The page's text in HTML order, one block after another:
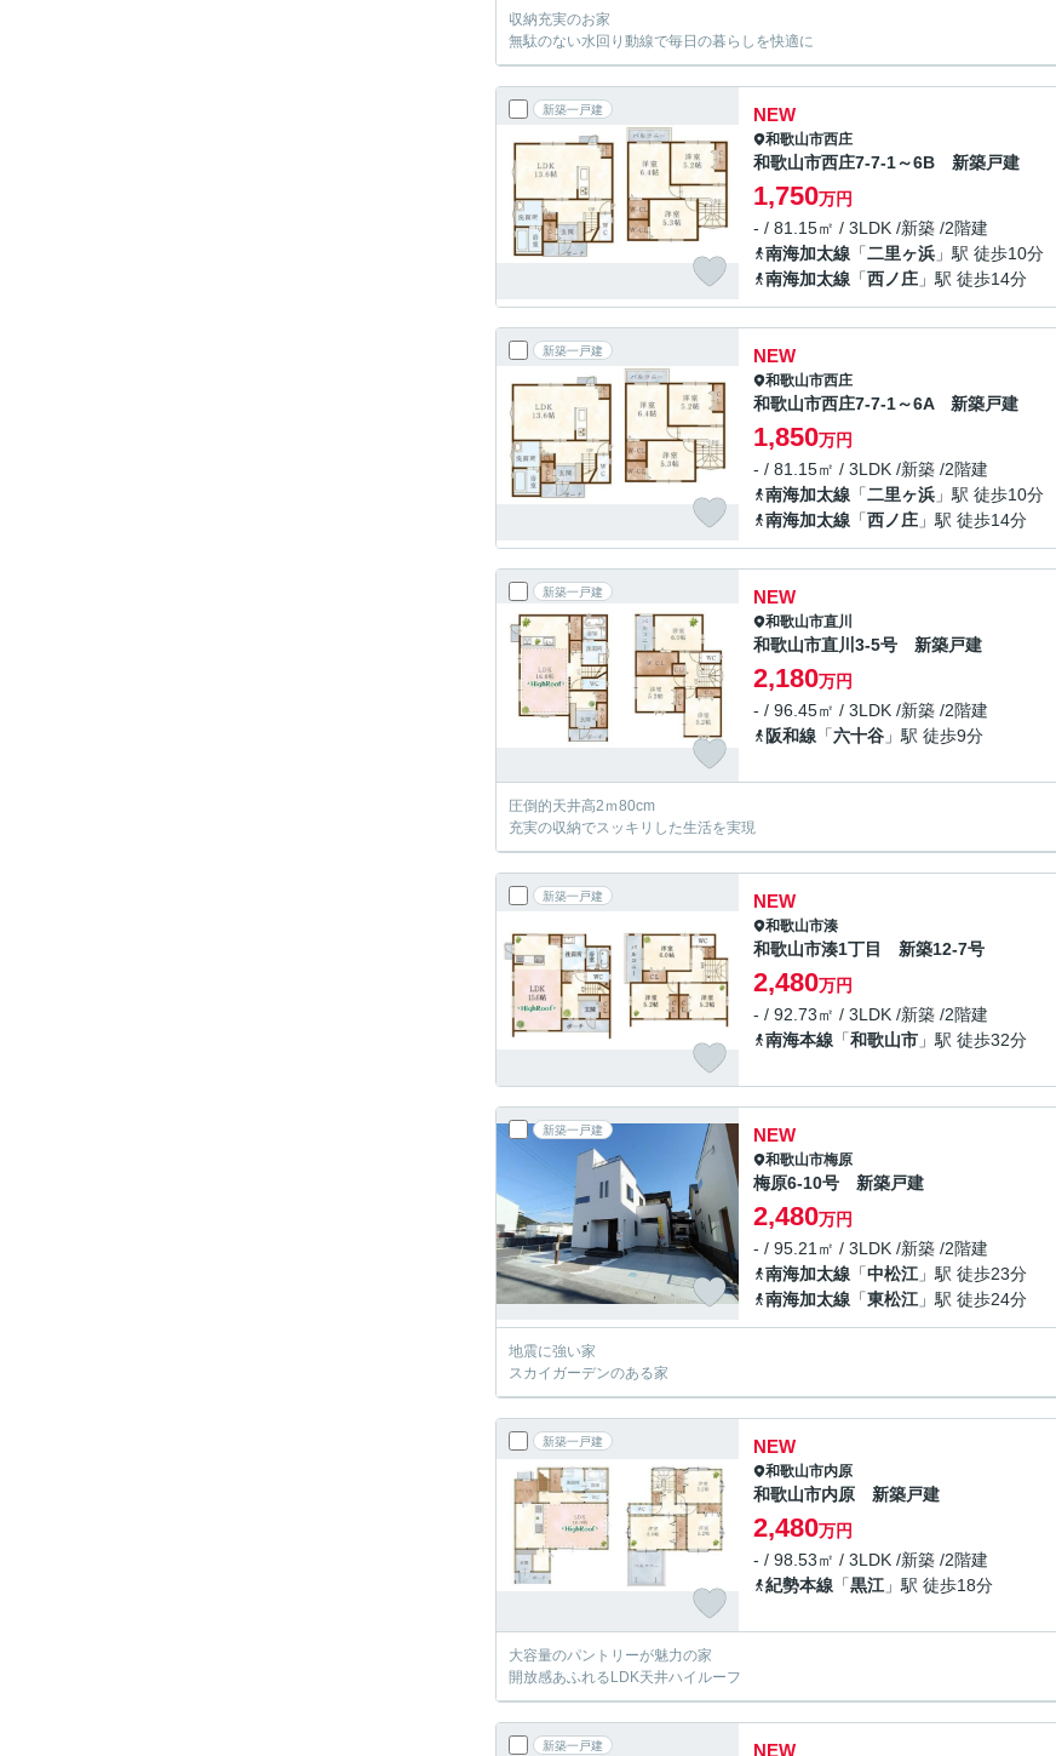
収納充実のお家
無駄のない水回り動線で毎日の暮らしを快適に
新築一戸建 NEW
和歌山市西庄
和歌山市西庄7-7-1～6B 新築戸建
1,750万円
- / 81.15㎡ / 3LDK /新築 /2階建
南海加太線 「二里ヶ浜 」駅 徒歩10分
南海加太線 「西ノ庄 」駅 徒歩14分
新築一戸建 NEW
和歌山市西庄
和歌山市西庄7-7-1～6A 新築戸建
1,850万円
- / 81.15㎡ / 3LDK /新築 /2階建
南海加太線 「二里ヶ浜 」駅 徒歩10分
南海加太線 「西ノ庄 」駅 徒歩14分
新築一戸建 NEW
和歌山市直川
和歌山市直川3-5号 新築戸建
2,180万円
- / 96.45㎡ / 3LDK /新築 /2階建
阪和線 「六十谷 」駅 徒歩9分
圧倒的天井高2ｍ80cm
充実の収納でスッキリした生活を実現
新築一戸建 NEW
和歌山市湊
和歌山市湊1丁目 新築12-7号
2,480万円
- / 92.73㎡ / 3LDK /新築 /2階建
南海本線 「和歌山市 」駅 徒歩32分
新築一戸建 NEW
和歌山市梅原
梅原6-10号 新築戸建
2,480万円
- / 95.21㎡ / 3LDK /新築 /2階建
南海加太線 「中松江 」駅 徒歩23分
南海加太線 「東松江 」駅 徒歩24分
地震に強い家
スカイガーデンのある家
新築一戸建 NEW
和歌山市内原
和歌山市内原 新築戸建
2,480万円
- / 98.53㎡ / 3LDK /新築 /2階建
紀勢本線 「黒江 」駅 徒歩18分
大容量のパントリーが魅力の家
開放感あふれるLDK天井ハイルーフ
新築一戸建 NEW